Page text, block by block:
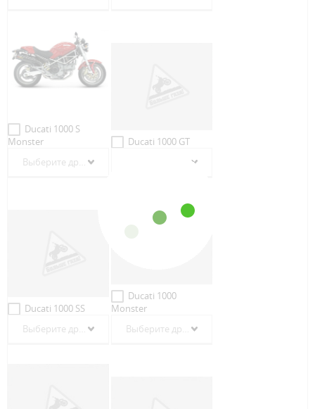
Ducati 1000 S
Monster
Выберите другой год
Ducati 1000 GT
Ducati 1000 SS
Выберите другой год
Ducati 1000
Monster
Выберите другой год